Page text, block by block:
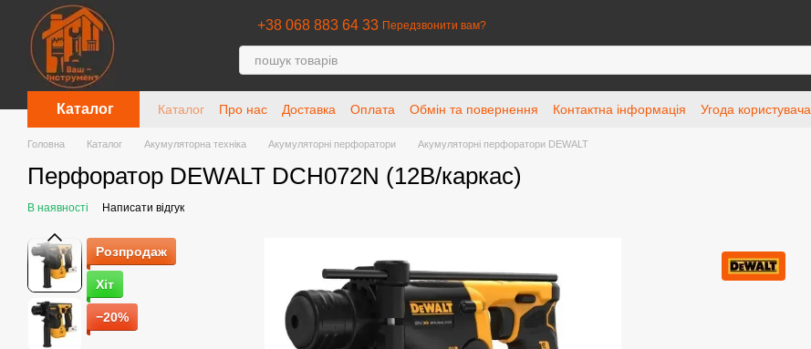
Перейти до основного контенту
+38 068 883 64 33 Передзвонити вам?
Каталог Каталог Про нас Доставка Оплата Обмін та повернення Контактна інформація Угода користувача
Головна Каталог Акумуляторна техніка Акумуляторні перфоратори Акумуляторні перфоратори DEWALT
Перфоратор DEWALT DCH072N (12В/каркас)
В наявності Написати відгук
Розпродаж
Хіт
−20%